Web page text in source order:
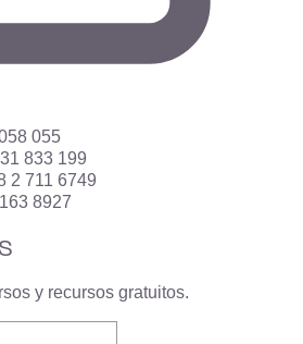
055
833 199
2 711 6749
8927
y recursos gratuitos.